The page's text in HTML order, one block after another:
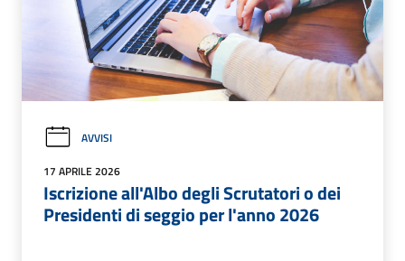
AVVISI
17 APRILE 2026
Iscrizione all'Albo degli Scrutatori o dei
Presidenti di seggio per l'anno 2026